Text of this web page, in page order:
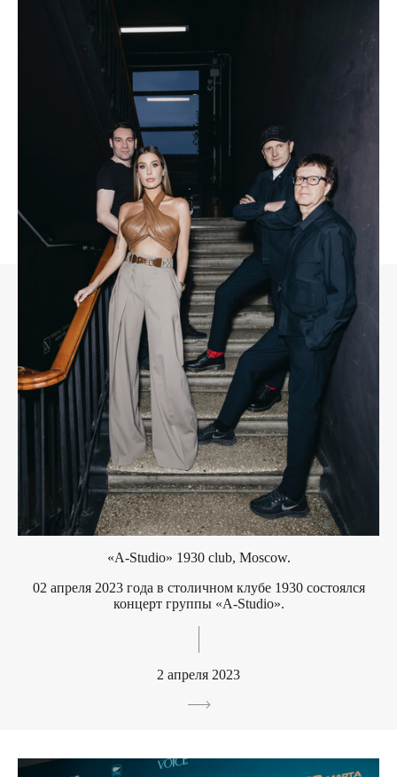
«A-Studio» 1930 club, Moscow.
02 апреля 2023 года в столичном клубе 1930 состоялся
концерт группы «A-Studio».
2 апреля 2023